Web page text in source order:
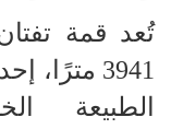
تُعد قمة
3941
الطبيعة